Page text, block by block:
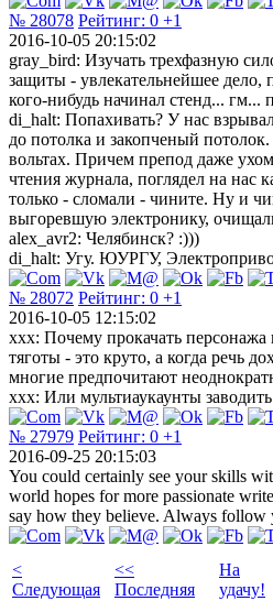
№ 28078 Рейтинг: 0 +1
2016-10-05 20:15:02
gray_bird: Изучать трехфазную
защиты - увлекательнейшее дело,
кого-нибудь начинал стенд... гм...
di_halt: Попахивать? У нас
до потолка и закопченый
вольтах. Причем препод даже
чтения журнала, поглядел на нас
только - сломали - чините. Ну и
выгоревшую электронику,
alex_avr2: Челябинск? :)))
di_halt: Угу. ЮУРГУ,
№ 28072 Рейтинг: 0 +1
2016-10-05 12:15:02
xxx: Почему прокачать персонажа
тяготы - это круто, а когда речь
многие предпочитают
xxx: Или мультиаукаунты
№ 27979 Рейтинг: 0 +1
2016-09-25 20:15:03
You could certainly see your skills
world hopes for more passionate
say how they believe. Always follow
<
Следующая
<<
Последняя
На
удачу!